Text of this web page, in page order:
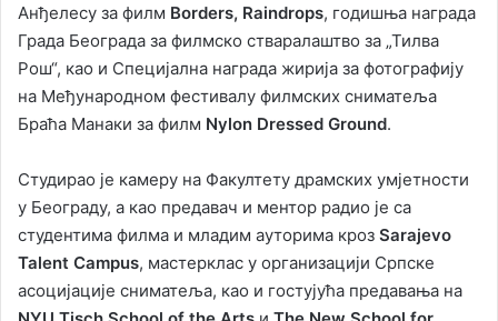
Анђелесу за филм Borders, Raindrops, годишња награда
Града Београда за филмско стваралаштво за „Тилва
Рош“, као и Специјална награда жирија за фотографију
на Међународном фестивалу филмских сниматеља
Браћа Манаки за филм Nylon Dressed Ground.
Студирао је камеру на Факултету драмских умјетности
у Београду, а као предавач и ментор радио је са
студентима филма и младим ауторима кроз Sarajevo
Talent Campus, мастерклас у организацији Српске
асоцијације сниматеља, као и гостујућа предавања на